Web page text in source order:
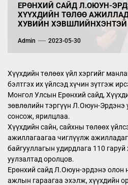
ЕРӨНХИЙ САЙД Л.ОЮУН-
ХҮҮХДИЙН ТӨЛӨӨ
ХУВИЙН ХЭВШЛИЙНХЭНТЭЙ
Admin 2023-05-30
Хүүхдийн төлөөх үйл хэргийг
бэлтгэх их үйлсэд хүчин зүтгэж
Монгол Улсын Ерөнхий сайд,
зөвлөлийн тэргүүн Л.Оюун-Эрдэнэ
сонсож, ярилцлаа.
Хүүхдийн сайн, сайхны төлөөх
ажиллагаагаа чиглүүлж
байгууллагын удирдлага 110 гаруй
уулзалтад оролцов.
Ерөнхий сайд Л.Оюун-эрдэнэ олон
ажлын гараагаа эхэлж, хүүхдийн